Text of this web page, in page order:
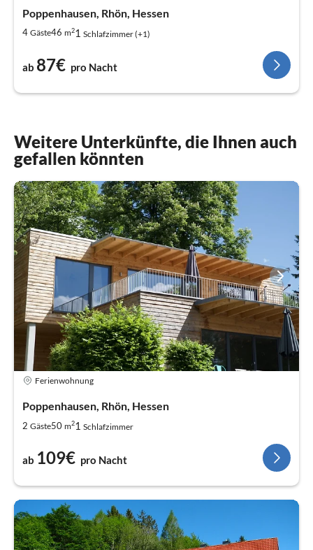
Poppenhausen, Rhön, Hessen
4 Gäste46 m21 Schlafzimmer (+1)
ab 87€ pro Nacht
Weitere Unterkünfte, die Ihnen auch
gefallen könnten
Ferienwohnung
Poppenhausen, Rhön, Hessen
2 Gäste50 m21 Schlafzimmer
ab 109€ pro Nacht